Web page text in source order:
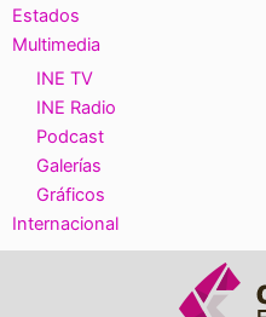
Estados
Multimedia
INE TV
INE Radio
Podcast
Galerías
Gráficos
Internacional